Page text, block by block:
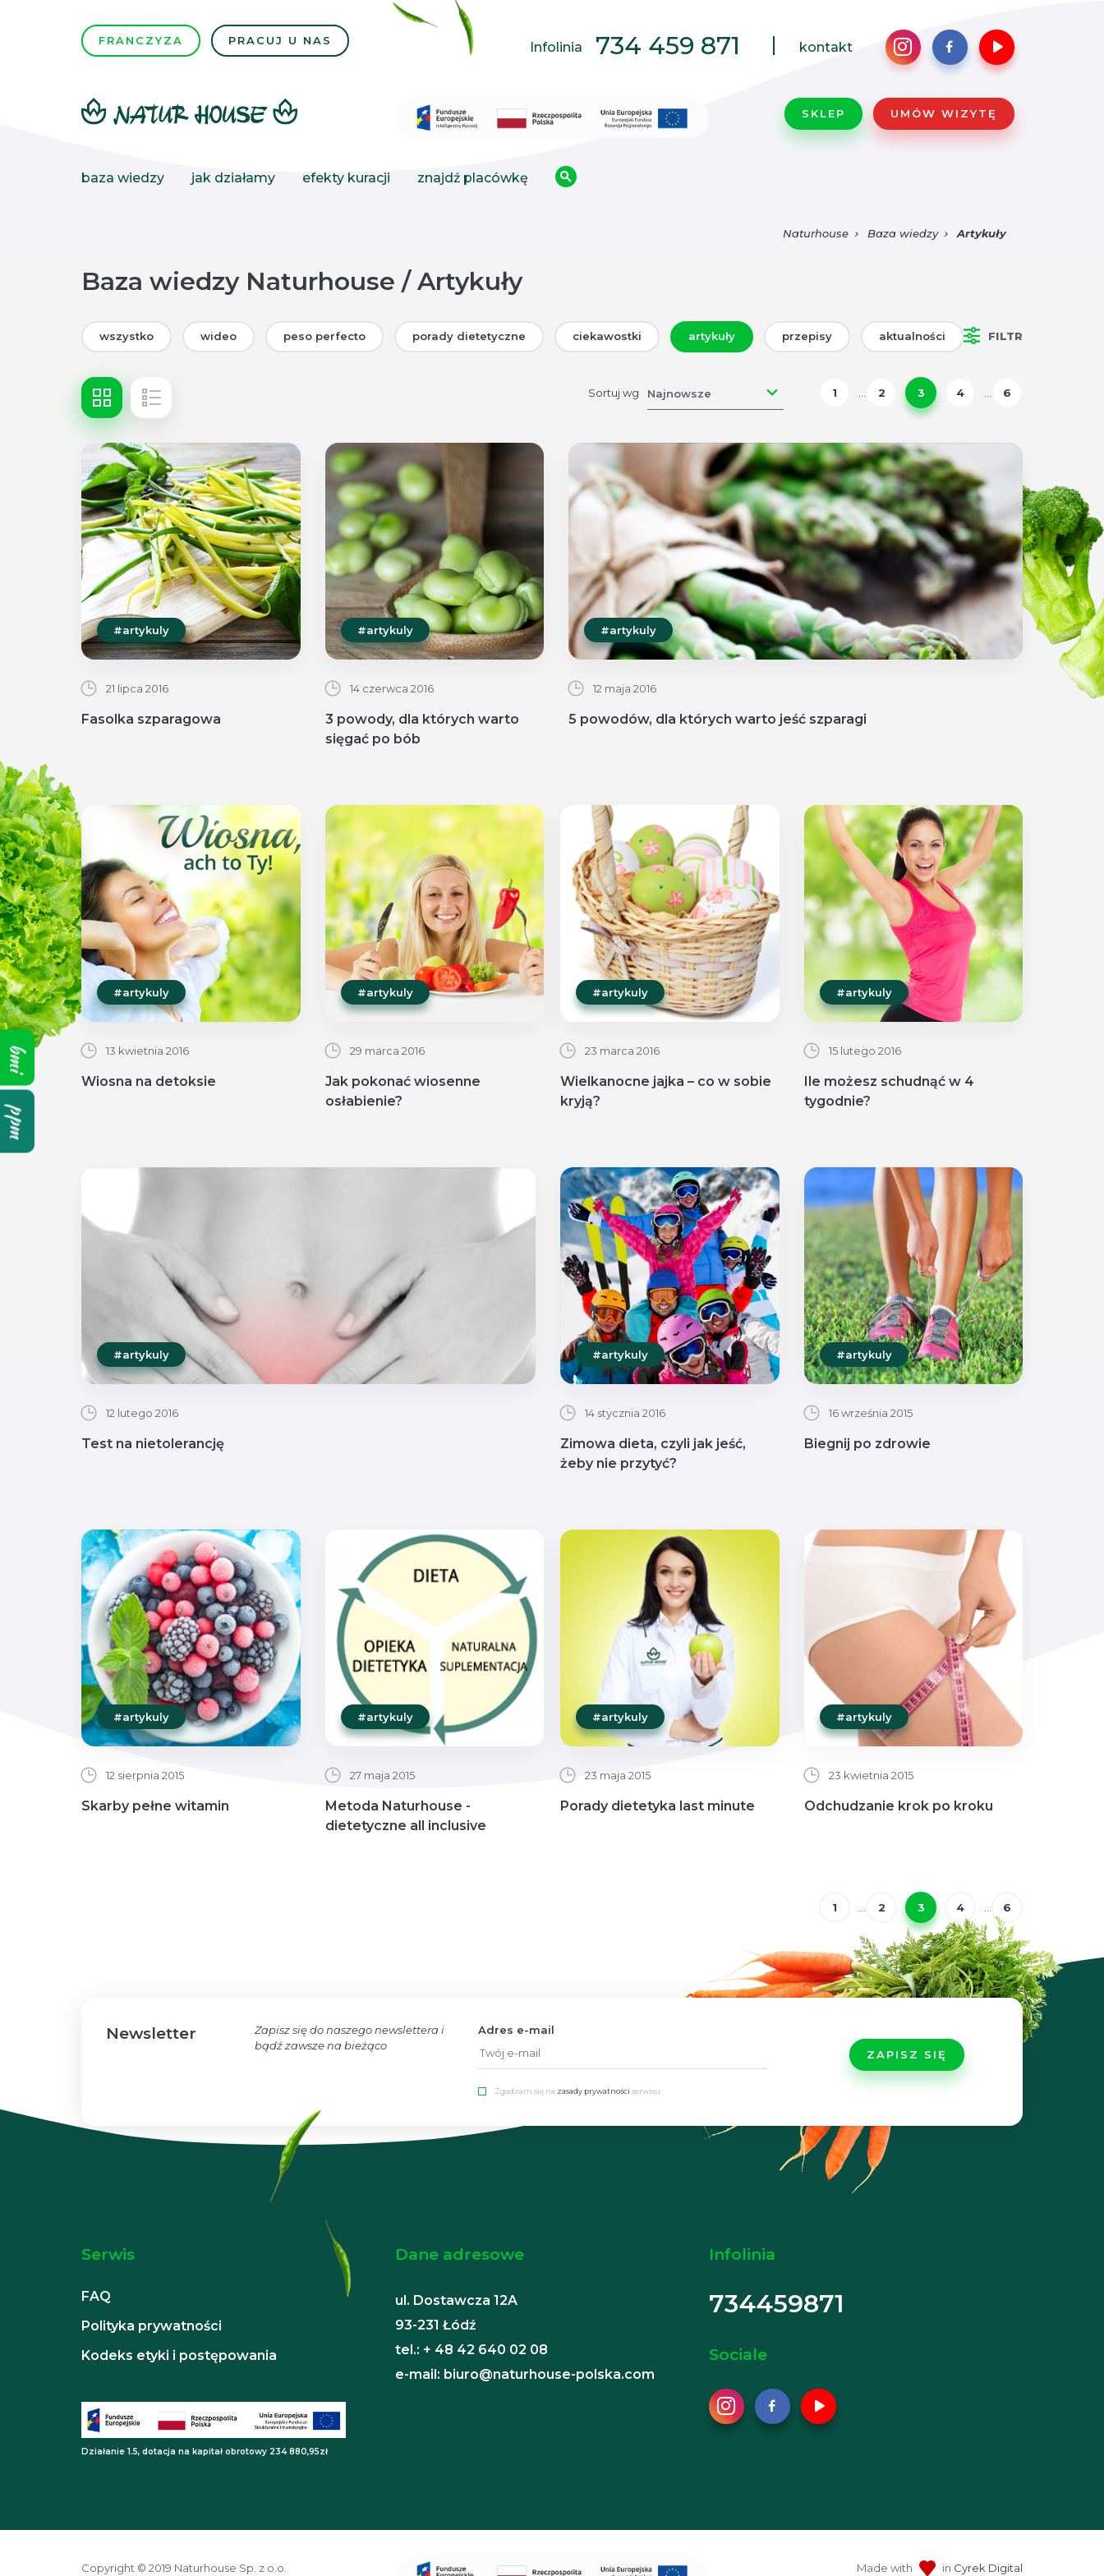
FRANCZYZA PRACUJ U NAS Infolinia 734 459 871 kontakt
SKLEP UMÓW WIZYTĘ
baza wiedzy jak działamy efekty kuracji znajdź placówkę
bmi
ppm
Naturhouse Baza wiedzy Artykuły
Baza wiedzy Naturhouse / Artykuły
wszystko wideo peso perfecto porady dietetyczne ciekawostki artykuły przepisy aktualności FILTR
Sortuj wg Najnowsze 1 2 3 4 6
#artykuly
21 lipca 2016
Fasolka szparagowa
#artykuly
14 czerwca 2016
3 powody, dla których warto
sięgać po bób
#artykuly
12 maja 2016
5 powodów, dla których warto jeść szparagi
#artykuly
13 kwietnia 2016
Wiosna na detoksie
#artykuly
29 marca 2016
Jak pokonać wiosenne
osłabienie?
#artykuly
23 marca 2016
Wielkanocne jajka – co w sobie
kryją?
#artykuly
15 lutego 2016
Ile możesz schudnąć w 4
tygodnie?
#artykuly
12 lutego 2016
Test na nietolerancję
#artykuly
14 stycznia 2016
Zimowa dieta, czyli jak jeść,
żeby nie przytyć?
#artykuly
16 września 2015
Biegnij po zdrowie
#artykuly
12 sierpnia 2015
Skarby pełne witamin
#artykuly
27 maja 2015
Metoda Naturhouse -
dietetyczne all inclusive
#artykuly
23 maja 2015
Porady dietetyka last minute
#artykuly
23 kwietnia 2015
Odchudzanie krok po kroku
1 2 3 4 6
Newsletter
Zapisz się do naszego newslettera i
bądź zawsze na bieżąco
Adres e-mail
Zgadzam się na zasady prywatności serwisu
Serwis
FAQ
Polityka prywatności
Kodeks etyki i postępowania
Działanie 1.5, dotacja na kapitał obrotowy 234 880,95zł
Dane adresowe
ul. Dostawcza 12A
93-231 Łódź
tel.: + 48 42 640 02 08
e-mail: biuro@naturhouse-polska.com
Infolinia
734459871
Sociale
Copyright © 2019 Naturhouse Sp. z o.o. Made with in Cyrek Digital